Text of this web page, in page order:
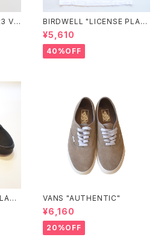
VN
BIRDWELL "LICENSE PLAT
E TEE"
¥5,610
40%OFF
VANS "AUTHENTIC"
¥6,160
20%OFF